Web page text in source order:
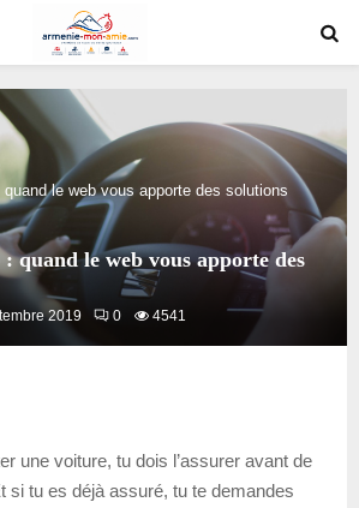
le web vous apporte des solutions
quand le web vous apporte des
2019 0 4541
une voiture, tu dois l’assurer avant de
si tu es déjà assuré, tu te demandes